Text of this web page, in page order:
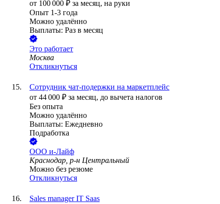
от 100 000 ₽ за месяц, на руки
Опыт 1-3 года
Можно удалённо
Выплаты: Раз в месяц
Это работает
Москва
Откликнуться
Сотрудник чат-подержки на маркетплейс
от 44 000 ₽ за месяц, до вычета налогов
Без опыта
Можно удалённо
Выплаты: Ежедневно
Подработка
ООО и-Лайф
Краснодар, р-н Центральный
Можно без резюме
Откликнуться
Sales manager IT Saas